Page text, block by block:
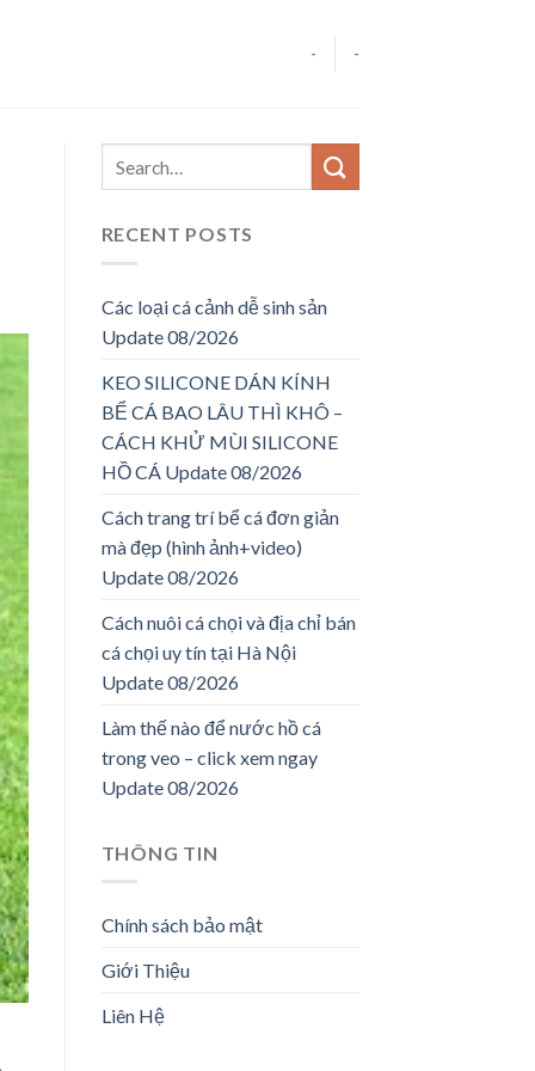
- -
RECENT POSTS
Các loại cá cảnh dễ sinh sản
Update 08/2026
KEO SILICONE DÁN KÍNH
BỂ CÁ BAO LÂU THÌ KHÔ –
CÁCH KHỬ MÙI SILICONE
HỒ CÁ Update 08/2026
Cách trang trí bể cá đơn giản
mà đẹp (hình ảnh+video)
Update 08/2026
Cách nuôi cá chọi và địa chỉ bán
cá chọi uy tín tại Hà Nội
Update 08/2026
Làm thế nào để nước hồ cá
trong veo – click xem ngay
Update 08/2026
THÔNG TIN
Chính sách bảo mật
Giới Thiệu
Liên Hệ